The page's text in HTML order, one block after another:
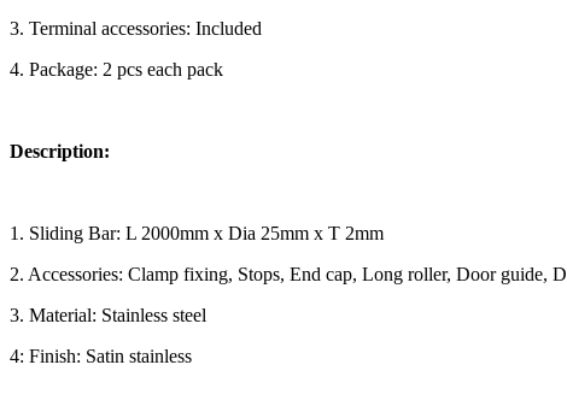
3. Terminal accessories: Included
4. Package: 2 pcs each pack
Description:
1. Sliding Bar: L 2000mm x Dia 25mm x T 2mm
2. Accessories: Clamp fixing, Stops, End cap, Long roller, Door guide,
3. Material: Stainless steel
4: Finish: Satin stainless